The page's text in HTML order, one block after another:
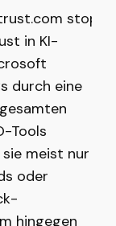
stoppt
in KI-
durch eine
Tools
meist nur
oder
hingegen